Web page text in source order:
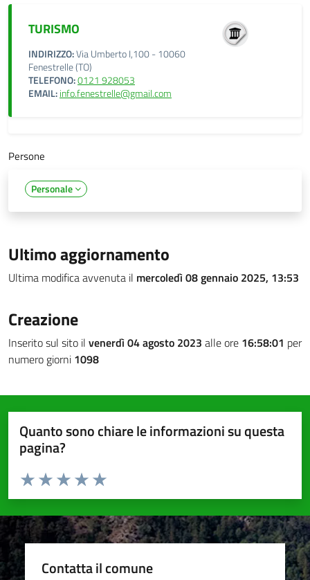
TURISMO
INDIRIZZO:Via Umberto I,100 - 10060
Fenestrelle (TO)
TELEFONO:0121 928053
EMAIL:info.fenestrelle@gmail.com
Persone
Personale
Ultimo aggiornamento
Ultima modifica avvenuta il mercoledì 08 gennaio 2025, 13:53
Creazione
Inserito sul sito il venerdì 04 agosto 2023 alle ore 16:58:01 per
numero giorni 1098
Quanto sono chiare le informazioni su questa
pagina?
Valuta da 1 a 5 stelle la pagina
Valuta 5 stelle su 5
Valuta 4 stelle su 5
Valuta 3 stelle su 5
Valuta 2 stelle su 5
Valuta 1 stelle su 5
Contatta il comune